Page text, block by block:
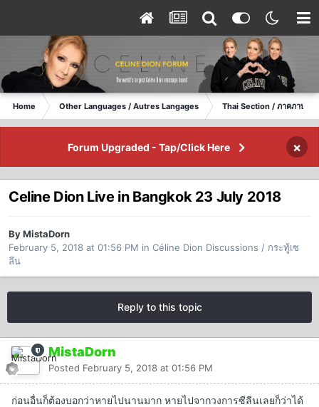
Home Other Languages / Autres Langages Thai Section / ภาคภาษาไ
Forum Upgraded - Tap/Click Here ×
Celine Dion Live in Bangkok 23 July 2018
By MistaDorn
February 5, 2018 at 01:56 PM in Céline Dion Discussions / กระทู้เซ
ลีน
Reply to this topic
MistaDorn
Posted February 5, 2018 at 01:56 PM
ก่อนอื่นก็ต้องบอกว่าหายไปนานมาก หายไปจากวงการซีลีนเลยก็ว่าได้